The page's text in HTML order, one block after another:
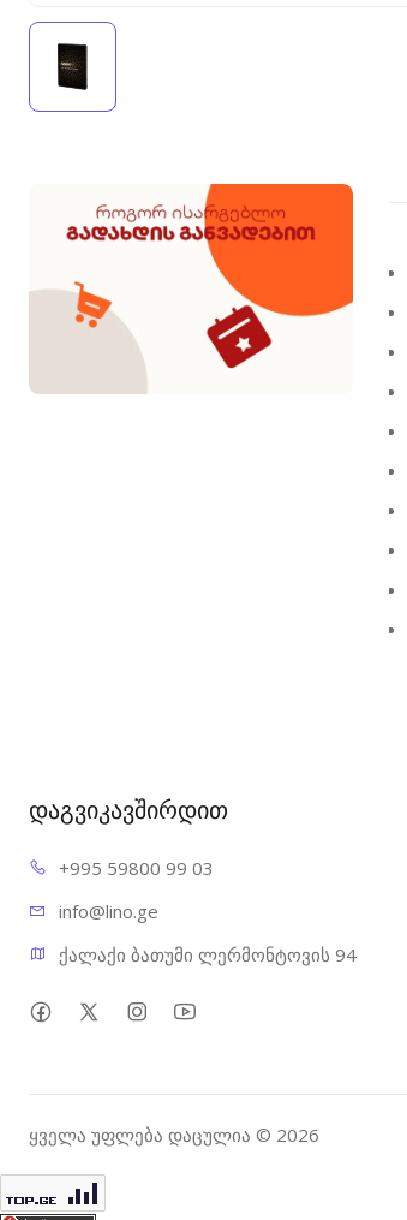
დაგვიკავშირდით
+995 59800 99 03
info@lino.ge
ქალაქი ბათუმი ლერმონტოვის 94
ყველა უფლება დაცულია © 2026